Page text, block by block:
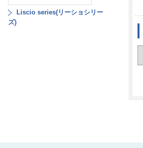
Liscio series(リーショシリー
ズ)